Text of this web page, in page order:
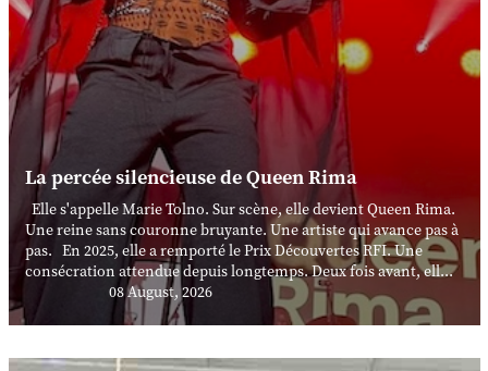
La percée silencieuse de Queen Rima
Elle s'appelle Marie Tolno. Sur scène, elle devient Queen Rima.
Une reine sans couronne bruyante. Une artiste qui avance pas à
pas. En 2025, elle a remporté le Prix Découvertes RFI. Une
consécration attendue depuis longtemps. Deux fois avant, ell...
08 August, 2026